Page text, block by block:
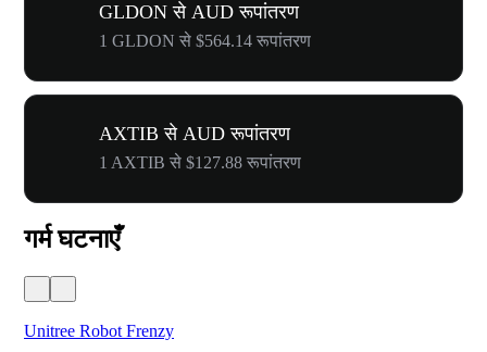
GLDON से AUD रूपांतरण
1 GLDON से $564.14 रूपांतरण
AXTIB से AUD रूपांतरण
1 AXTIB से $127.88 रूपांतरण
गर्म घटनाएँ
Unitree Robot Frenzy